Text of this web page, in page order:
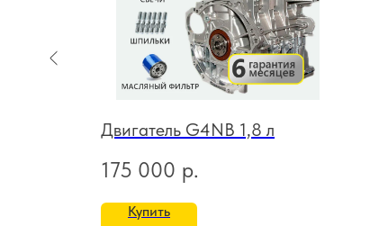
Двигатель G4NB 1,8 л
175 000 р.
Купить